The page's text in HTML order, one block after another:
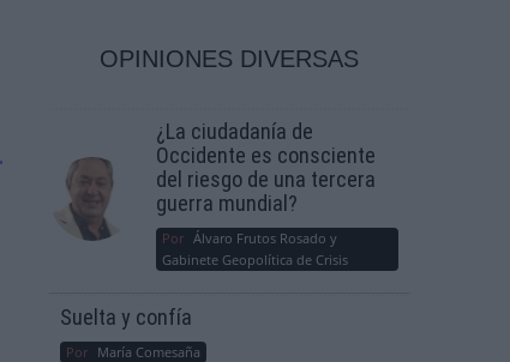
OPINIONES DIVERSAS
¿La ciudadanía de
Occidente es consciente
del riesgo de una tercera
guerra mundial?
Por Álvaro Frutos Rosado y
Gabinete Geopolítica de Crisis
Suelta y confía
Por María Comesaña